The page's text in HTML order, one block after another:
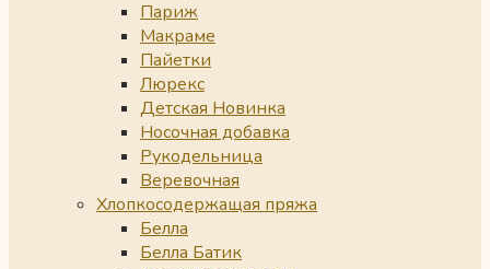
Париж
Макраме
Пайетки
Люрекс
Детская Новинка
Носочная добавка
Рукодельница
Веревочная
Хлопкосодержащая пряжа
Белла
Белла Батик